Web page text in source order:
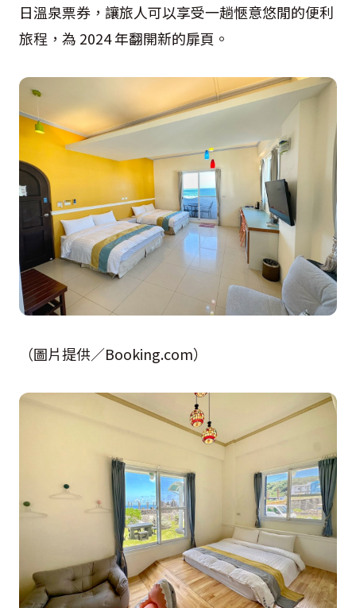
日溫泉票券，讓旅人可以享受一趟愜意悠閒的便利
旅程，為 2024 年翻開新的扉頁。
（圖片提供／Booking.com）